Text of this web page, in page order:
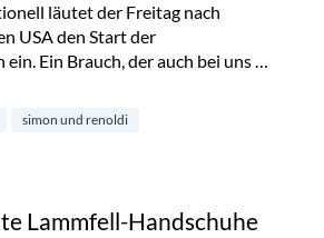
läutet der Freitag nach
USA den Start der
Ein Brauch, der auch bei uns …
& Renoldi im Belgischen Viertel“
simon und renoldi
Lammfell-Handschuhe